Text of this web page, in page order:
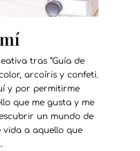
tras “Guía de
arcoíris y confeti.
y por permitirme
que me gusta y me
un mundo de
a aquello que